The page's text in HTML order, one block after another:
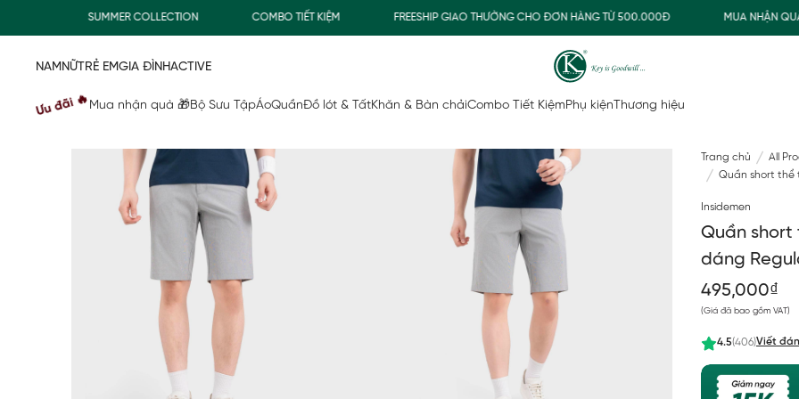
SUMMER COLLECTION COMBO TIẾT KIỆM FREESHIP GIAO THƯỜNG CHO ĐƠN HÀNG TỪ 500.000Đ MUA NHẬN QUÀ
NAMNỮTRẺ EMGIA ĐÌNHACTIVE
Ưu đãi 🔥 Mua nhận quà 🎁Bộ Sưu TậpÁoQuầnĐồ lót & TấtKhăn & Bàn chảiCombo Tiết KiệmPhụ kiện Thương hiệu
Trang chủ
All
Quần short thể
Insidemen
Quần short
dáng
495,000₫
(Giá đã bao gồm VAT)
4.5(406)Viết